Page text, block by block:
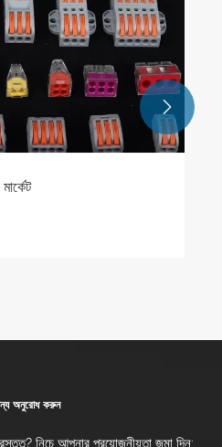

অনুরোধ করুন
নিচে আপনার প্রয়োজনীয়তা জমা দিন: